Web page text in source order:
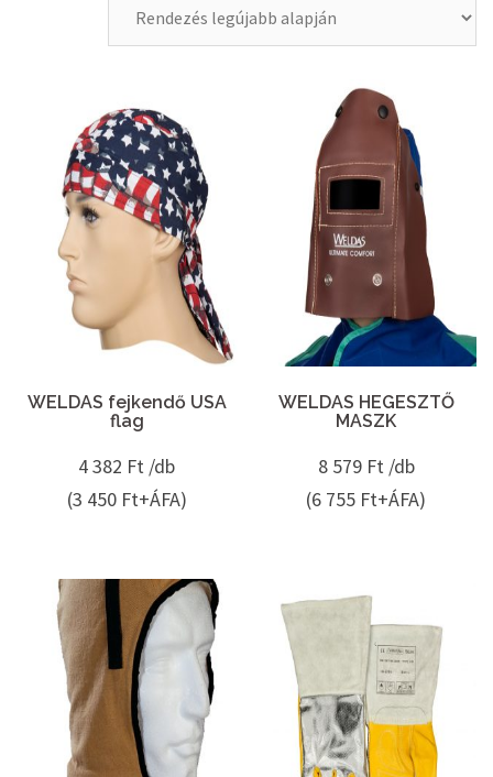
WELDAS fejkendő USA
flag
4 382 Ft /db
(3 450 Ft+ÁFA)
WELDAS HEGESZTŐ
MASZK
8 579 Ft /db
(6 755 Ft+ÁFA)